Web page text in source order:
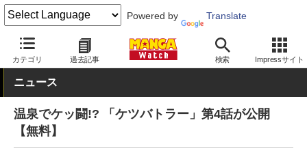
Powered by Translate
カテゴリ 過去記事 検索 Impressサイト
MANGA Watch 少年
ニュース
温泉でケッ闘!? 「ケツバトラー」第4話が公開
【無料】